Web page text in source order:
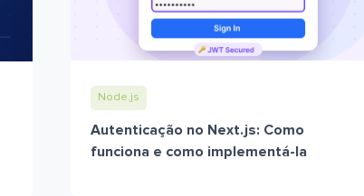
Node.js
Autenticação no Next.js: Como
funciona e como implementá-la